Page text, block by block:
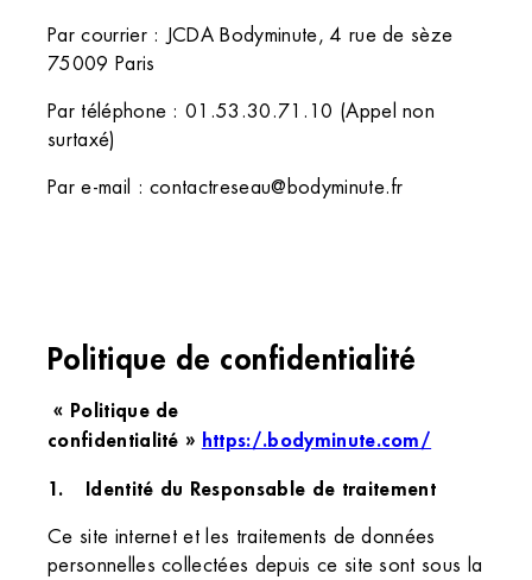
Par courrier : JCDA Bodyminute, 4 rue de sèze
75009 Paris
Par téléphone : 01.53.30.71.10 (Appel non
surtaxé)
Par e-mail : contactreseau@bodyminute.fr
Politique de confidentialité
« Politique de
confidentialité » https:/.bodyminute.com/
Identité du Responsable de traitement
Ce site internet et les traitements de données
personnelles collectées depuis ce site sont sous la